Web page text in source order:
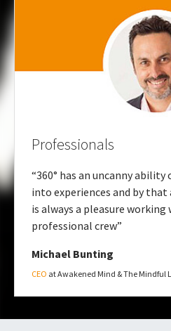
Professionals
“360° has an uncanny
into experiences and by
is always a pleasure working
professional crew”
Michael Bunting
CEO at Awakened Mind & The Mindful